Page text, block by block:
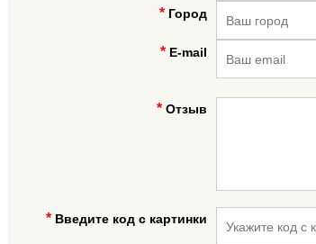
Город
E-mail
Отзыв
Введите код с картинки